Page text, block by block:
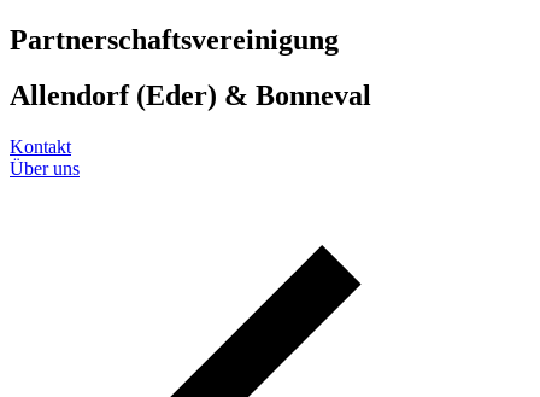
Partnerschaftsvereinigung
Allendorf (Eder) & Bonneval
Kontakt
Über uns